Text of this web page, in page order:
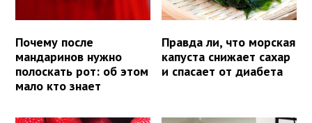
Почему после
мандаринов нужно
полоскать рот: об этом
мало кто знает
Правда ли, что морская
капуста снижает сахар
и спасает от диабета